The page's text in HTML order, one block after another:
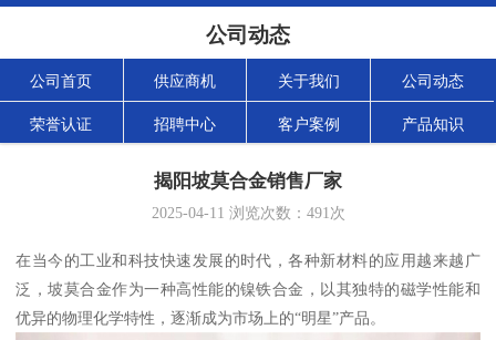
公司动态
公司首页 供应商机 关于我们 公司动态
荣誉认证 招聘中心 客户案例 产品知识
揭阳坡莫合金销售厂家
2025-04-11 浏览次数： 491次
在当今的工业和科技快速发展的时代，各种新材料的应用越来越广
泛，坡莫合金作为一种高性能的镍铁合金，以其独特的磁学性能和
优异的物理化学特性，逐渐成为市场上的“明星”产品。